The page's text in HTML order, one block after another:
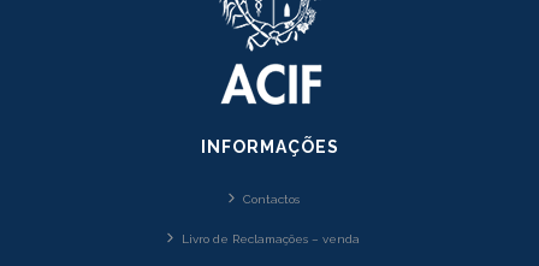
INFORMAÇÕES
Contactos
Livro de Reclamações – venda